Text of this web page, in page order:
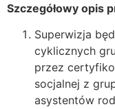
Szczegółowy opis
Superwizja
cyklicznych
przez
socjalnej z
asystentów